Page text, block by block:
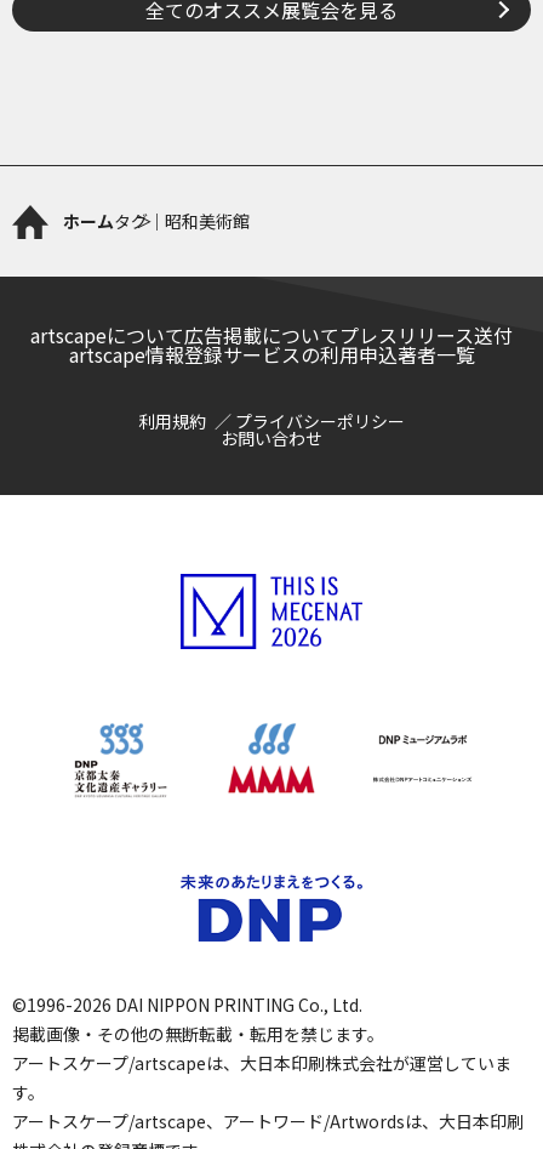
全てのオススメ展覧会を見る
ホームタグ｜昭和美術館
artscapeについて広告掲載についてプレスリリース送付
artscape情報登録サービスの利用申込著者一覧
利用規約 プライバシーポリシー
お問い合わせ
©1996-2026 DAI NIPPON PRINTING Co., Ltd.
掲載画像・その他の無断転載・転用を禁じます。
アートスケープ/artscapeは、大日本印刷株式会社が運営していま
す。
アートスケープ/artscape、アートワード/Artwordsは、大日本印刷